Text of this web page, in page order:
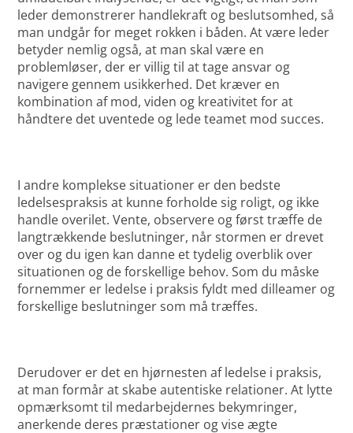
leder demonstrerer handlekraft og beslutsomhed, så
man undgår for meget rokken i båden. At være leder
betyder nemlig også, at man skal være en
problemløser, der er villig til at tage ansvar og
navigere gennem usikkerhed. Det kræver en
kombination af mod, viden og kreativitet for at
håndtere det uventede og lede teamet mod succes.
I andre komplekse situationer er den bedste
ledelsespraksis at kunne forholde sig roligt, og ikke
handle overilet. Vente, observere og først træffe de
langtrækkende beslutninger, når stormen er drevet
over og du igen kan danne et tydelig overblik over
situationen og de forskellige behov. Som du måske
fornemmer er ledelse i praksis fyldt med dilleamer og
forskellige beslutninger som må træffes.
Derudover er det en hjørnesten af ledelse i praksis,
at man formår at skabe autentiske relationer. At lytte
opmærksomt til medarbejdernes bekymringer,
anerkende deres præstationer og vise ægte